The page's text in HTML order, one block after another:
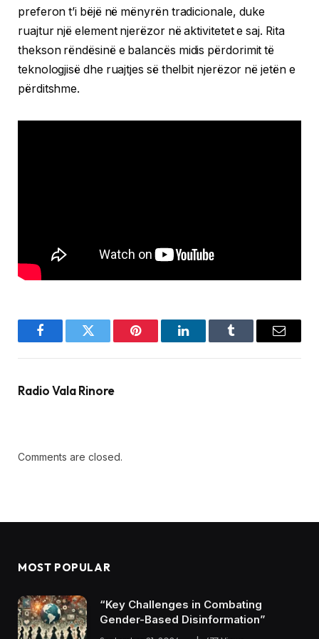
preferon t’i bëjë në mënyrën tradicionale, duke
ruajtur një element njerëzor në aktivitetet e saj. Rita
thekson rëndësinë e balancës midis përdorimit të
teknologjisë dhe ruajtjes së thelbit njerëzor në jetën e
përditshme.
FacebookTwitter Pinterest LinkedInTumblr Email
Radio Vala Rinore
Comments are closed.
MOST POPULAR
“Key Challenges in Combating
Gender-Based Disinformation”